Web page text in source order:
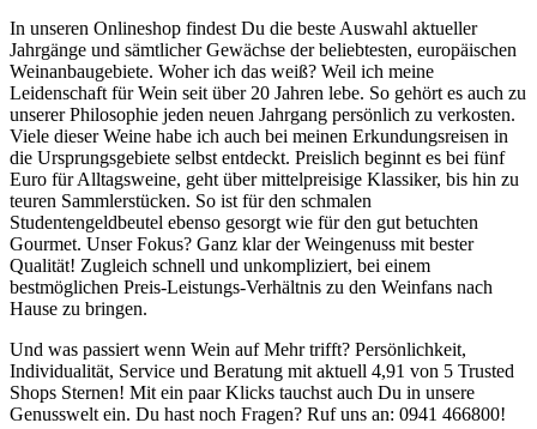
In unseren Onlineshop findest Du die beste Auswahl aktueller
Jahrgänge und sämtlicher Gewächse der beliebtesten, europäischen
Weinanbaugebiete. Woher ich das weiß? Weil ich meine
Leidenschaft für Wein seit über 20 Jahren lebe. So gehört es auch zu
unserer Philosophie jeden neuen Jahrgang persönlich zu verkosten.
Viele dieser Weine habe ich auch bei meinen Erkundungsreisen in
die Ursprungsgebiete selbst entdeckt. Preislich beginnt es bei fünf
Euro für Alltagsweine, geht über mittelpreisige Klassiker, bis hin zu
teuren Sammlerstücken. So ist für den schmalen
Studentengeldbeutel ebenso gesorgt wie für den gut betuchten
Gourmet. Unser Fokus? Ganz klar der Weingenuss mit bester
Qualität! Zugleich schnell und unkompliziert, bei einem
bestmöglichen Preis-Leistungs-Verhältnis zu den Weinfans nach
Hause zu bringen.
Und was passiert wenn Wein auf Mehr trifft? Persönlichkeit,
Individualität, Service und Beratung mit aktuell 4,91 von 5 Trusted
Shops Sternen! Mit ein paar Klicks tauchst auch Du in unsere
Genusswelt ein. Du hast noch Fragen? Ruf uns an: 0941 466800!